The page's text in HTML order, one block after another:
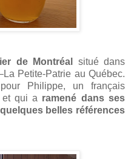
de Montréal
situé dans
Petite-Patrie au Québec.
Philippe, un français
et qui a ramené dans ses
belles références